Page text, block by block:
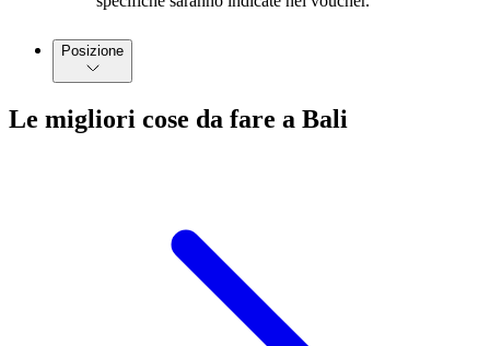
Posizione
Le migliori cose da fare a Bali